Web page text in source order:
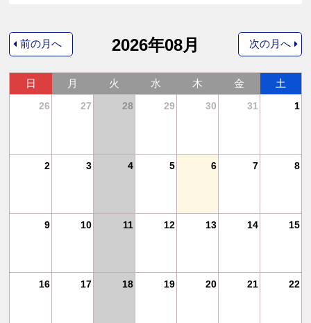
前の月へ 2026年08月
日 月 火 水 木 金 土
26 27 28 29 30 31 1
2 3 4 5 6 7 8
9 10 11 12 13 14 15
16 17 18 19 20 21 22
次の月へ